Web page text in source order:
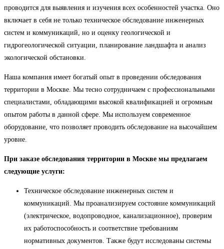
проводится для выявления и изучения всех особенностей участка. Оно
включает в себя не только техническое обследование инженерных
систем и коммуникаций, но и оценку геологической и
гидрогеологической ситуации, планирование ландшафта и анализ
экологической обстановки.
Наша компания имеет богатый опыт в проведении обследования
территории в Москве. Мы тесно сотрудничаем с профессиональными
специалистами, обладающими высокой квалификацией и огромным
опытом работы в данной сфере. Мы используем современное
оборудование, что позволяет проводить обследование на высочайшем
уровне.
При заказе обследования территории в Москве мы предлагаем
следующие услуги:
Техническое обследование инженерных систем и
коммуникаций. Мы проанализируем состояние коммуникаций
(электрическое, водопроводное, канализационное), проверим
их работоспособность и соответствие требованиям
нормативных документов. Также будут исследованы системы